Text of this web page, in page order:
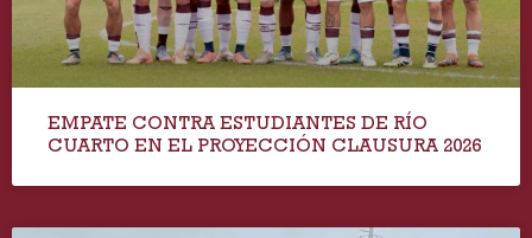
EMPATE CONTRA ESTUDIANTES DE RÍO
CUARTO EN EL PROYECCIÓN CLAUSURA 2026